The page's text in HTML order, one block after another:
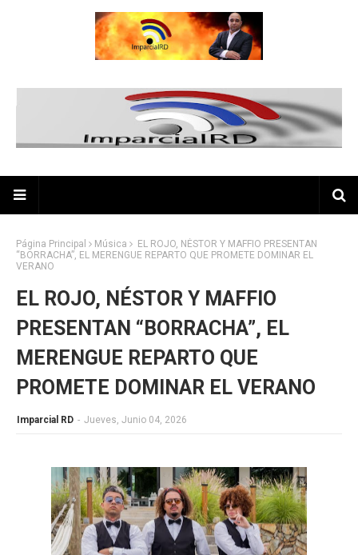
Página Principal Música
EL ROJO, NÉSTOR Y MAFFIO PRESENTAN
“BORRACHA”, EL MERENGUE REPARTO QUE PROMETE DOMINAR EL
VERANO
EL ROJO, NÉSTOR Y MAFFIO
PRESENTAN “BORRACHA”, EL
MERENGUE REPARTO QUE
PROMETE DOMINAR EL VERANO
Imparcial RD - Jueves, Junio 04, 2026